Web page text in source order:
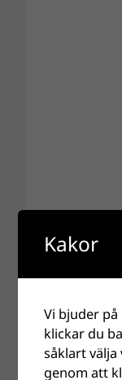
Kakor
Vi bjuder
klickar du
såklart välja
genom att